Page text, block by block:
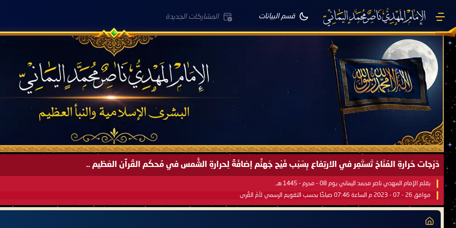
قسم البيانات المشاركات الجديدة
دَرَجات حَرارةِ المُنَاخ تَستَمِر في الارتِفاع بِسَبَب فَيْح جَهنَّم إضافَةً لِحرارةِ الشَّمس في مُحكَم القُرآن العَظيم ..
بقلم الإمام المهدي ناصر محمد اليماني يوم 08 - محرم - 1445 هـ
موافق 26 - 07 - 2023 م الساعة 07:46 صباحًا بحسب التقويم الرسمي لأمّ القُرى